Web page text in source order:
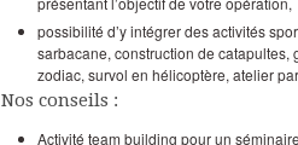
possibilité d’y intégrer des activités
sarbacane, construction de catapultes,
zodiac, survol en hélicoptère, atelier
Nos conseils :
Activité team building pour un